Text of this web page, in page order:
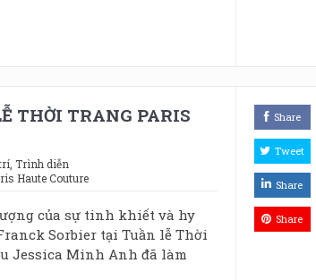
THỜI TRANG PARIS
, Trình diễn
Haute Couture
của sự tinh khiết và hy
Sorbier tại Tuần lễ Thời
Jessica Minh Anh đã làm
Share
Tweet
Share
Share